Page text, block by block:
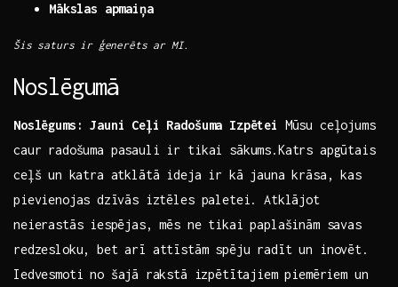
Mākslas ​apmaiņa
Šis saturs ir‍ ģenerēts ‍ar⁢ MI.
Noslēgumā
Noslēgums: Jauni Ceļi Radošuma Izpētei Mūsu ceļojums
caur radošuma pasauli ir ‍tikai sākums.Katrs apgūtais‍
ceļš ⁢un katra atklātā‍ ideja ‍ir kā jauna krāsa, kas
pievienojas⁣ dzīvās iztēles paletei. Atklājot
neierastās ⁣iespējas, mēs ​ne ​tikai paplašinām savas
redzesloku, bet arī attīstām spēju radīt un inovēt.
Iedvesmoti no šajā ⁤rakstā ⁣izpētītajiem piemēriem un